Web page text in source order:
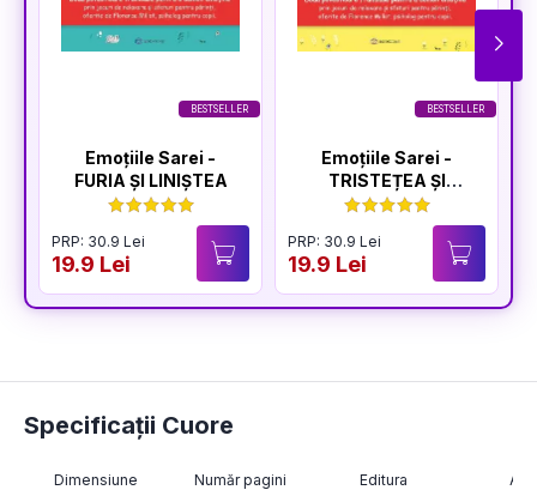
BESTSELLER
Emoțiile Sarei -
FURIA ȘI LINIȘTEA
PRP: 30.9 Lei
19.9 Lei
BESTSELLER
Emoțiile Sarei -
TRISTEȚEA ȘI
BUCURIA
PRP: 30.9 Lei
19.9 Lei
Specificații Cuore
Dimensiune Număr pagini Editura